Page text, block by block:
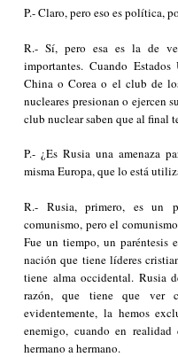
P.- Claro, pero eso es política,
R.- Sí, pero esa es la de
importantes. Cuando
China o Corea o el club de
nucleares presionan o ejercen
club nuclear saben que al final
P.- ¿Es Rusia una amenaza
misma Europa, que lo está
R.- Rusia, primero, es un
comunismo, pero el
Fue un tiempo, un paréntesis
nación que tiene líderes
tiene alma occidental. Rusia
razón, que tiene que ver
evidentemente, la hemos
enemigo, cuando en
hermano a hermano.